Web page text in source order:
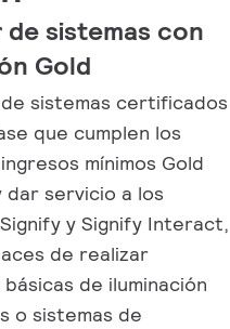
sistemas con
Gold
sistemas certificados
que cumplen los
mínimos Gold
dar servicio a los
y Signify Interact,
de realizar
de iluminación
o sistemas de